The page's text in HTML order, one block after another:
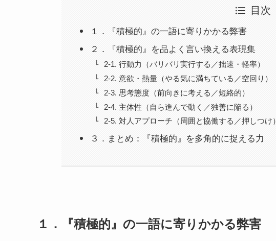
目次
１．『積極的』の一語に寄りかかる弊害
２．『積極的』を品よく言い換える表現集
2-1. 行動力（バリバリ実行する／拙速・軽率）
2-2. 意欲・熱量（やる気に満ちている／空回り）
2-3. 思考態度（前向きに考える／短絡的）
2-4. 主体性（自ら進んで動く／独善に陥る）
2-5. 対人アプローチ（周囲と協働する／押しつけ）
３．まとめ：『積極的』を多角的に捉える力
１．『積極的』の一語に寄りかかる弊害